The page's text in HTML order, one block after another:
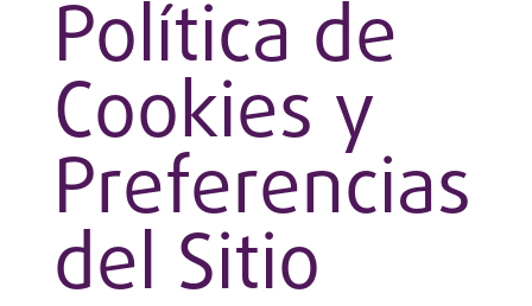
Política de
Cookies y
Preferencias
del Sitio